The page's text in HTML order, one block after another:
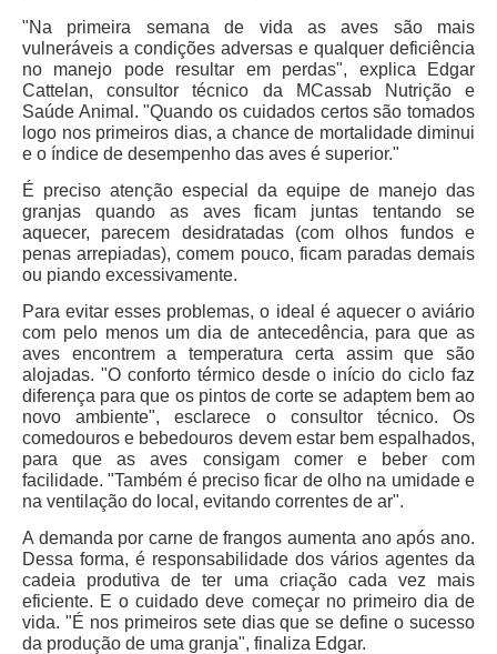
"Na primeira semana de vida as aves são mais
vulneráveis a condições adversas e qualquer deficiência
no manejo pode resultar em perdas", explica Edgar
Cattelan, consultor técnico da MCassab Nutrição e
Saúde Animal. "Quando os cuidados certos são tomados
logo nos primeiros dias, a chance de mortalidade diminui
e o índice de desempenho das aves é superior."
É preciso atenção especial da equipe de manejo das
granjas quando as aves ficam juntas tentando se
aquecer, parecem desidratadas (com olhos fundos e
penas arrepiadas), comem pouco, ficam paradas demais
ou piando excessivamente.
Para evitar esses problemas, o ideal é aquecer o aviário
com pelo menos um dia de antecedência, para que as
aves encontrem a temperatura certa assim que são
alojadas. "O conforto térmico desde o início do ciclo faz
diferença para que os pintos de corte se adaptem bem ao
novo ambiente", esclarece o consultor técnico. Os
comedouros e bebedouros devem estar bem espalhados,
para que as aves consigam comer e beber com
facilidade. "Também é preciso ficar de olho na umidade e
na ventilação do local, evitando correntes de ar".
A demanda por carne de frangos aumenta ano após ano.
Dessa forma, é responsabilidade dos vários agentes da
cadeia produtiva de ter uma criação cada vez mais
eficiente. E o cuidado deve começar no primeiro dia de
vida. "É nos primeiros sete dias que se define o sucesso
da produção de uma granja", finaliza Edgar.